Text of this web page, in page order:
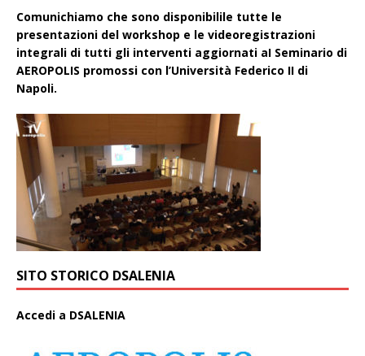
Comunichiamo che sono disponibilile tutte le
presentazioni del workshop e le videoregistrazioni
integrali di tutti gli interventi aggiornati aI Seminario di
AEROPOLIS promossi con l’Università Federico II di
Napoli.
SITO STORICO DSALENIA
Accedi a DSALENIA